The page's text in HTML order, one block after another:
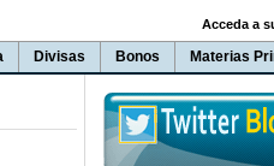
Divisas Bonos Materias
Acceda a